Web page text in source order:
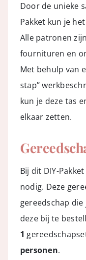
Door de unieke
Pakket kun je
Alle patronen
fournituren en
Met behulp van
stap”
kun je deze tas
elkaar zetten.
Bij dit DIY-
nodig. Deze
gereedschap
deze bij te
1
personen.